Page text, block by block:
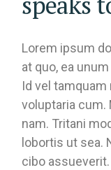
Lorem ipsum
at quo, ea
Id vel
voluptaria
nam. Tritani
lobortis ut sea.
cibo